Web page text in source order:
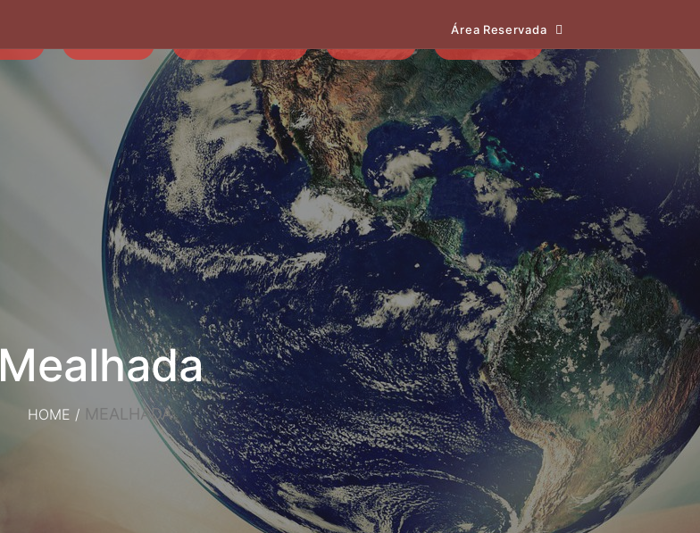
Área Reservada
Mealhada
HOME / MEALHADA